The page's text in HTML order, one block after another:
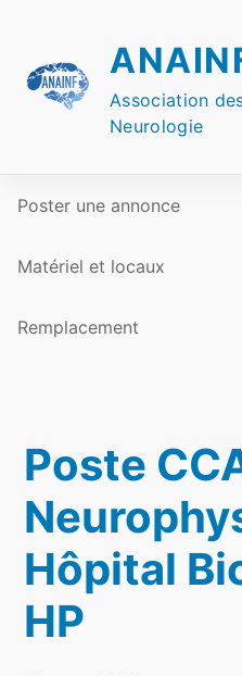
content
Association
Neurologie
Poster une annonce
Matériel et locaux
Remplacement
Poste
Hôpital
HP